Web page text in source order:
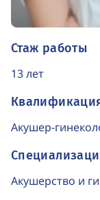
Стаж работы
13 лет
Акушер-
Акушерство и